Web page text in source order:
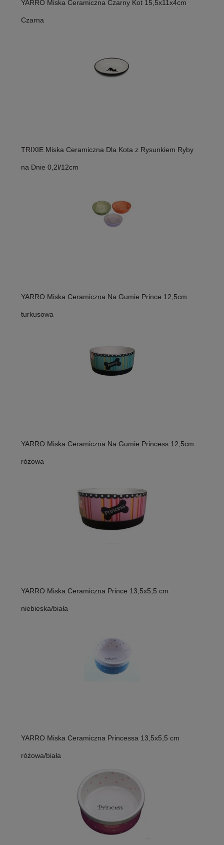
YARRO Miska Ceramiczna Czarny Kot 15,5x11x4cm
Czarna
TRIXIE Miska Ceramiczna Dla Kota z Rysunkiem Ryby
na Dnie 0,2l/12cm
YARRO Miska Ceramiczna Na Gumie Prince 12,5cm
turkusowa
YARRO Miska Ceramiczna Na Gumie Princess 12,5cm
różowa
YARRO Miska Ceramiczna Prince 13,5x5,5 cm
niebieska/biała
YARRO Miska Ceramiczna Princessa 13,5x5,5 cm
różowa/biała